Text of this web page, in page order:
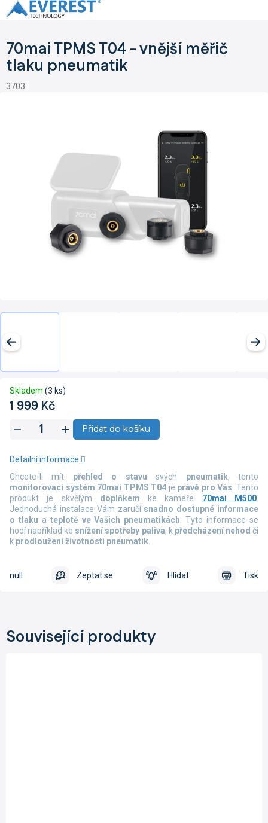
Přejít
na
70mai TPMS T04 - vnější měřič
tlaku pneumatik
3703
1 999 Kč
Skladem (3 ks)
Přidat do košíku
Chcete-li mít přehled o stavu svých pneumatik, tento
monitorovací systém 70mai TPMS T04 je právě pro Vás. Tento
produkt je skvělým doplňkem ke kameře 70mai M500.
Jednoduchá instalace Vám zaručí snadno dostupné informace
o tlaku a teplotě ve Vašich pneumatikách. Tyto informace se
hodí například ke snížení spotřeby paliva, k předcházení nehod či
k prodloužení životnosti pneumatik.
Detailní informace
Tisk
Zeptat se Hlídat
null
Související produkty